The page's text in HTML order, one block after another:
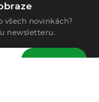
novinkách?
newsletteru.
ODESLAT